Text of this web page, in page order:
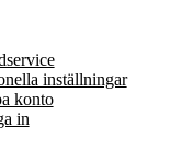
inställningar
konto
in